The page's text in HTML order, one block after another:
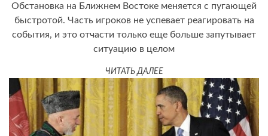
Обстановка на Ближнем Востоке меняется с пугающей
быстротой. Часть игроков не успевает реагировать на
события, и это отчасти только еще больше запутывает
ситуацию в целом
ЧИТАТЬ ДАЛЕЕ